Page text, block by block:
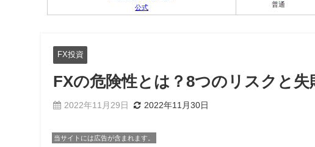
公式 普通
FX投資
FXの危険性とは？8つのリスクと
2022年11月29日 2022年11月30日
当サイトには広告が含まれます。